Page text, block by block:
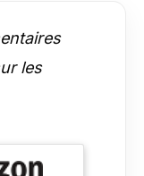
les